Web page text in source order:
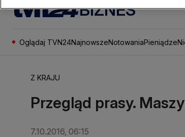
BIZNES
Oglądaj TVN24NajnowszeNotowaniaPieniądze
Z KRAJU
Przegląd prasy.
7.10.2016, 06:15